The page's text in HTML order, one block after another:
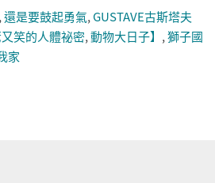
,還是要鼓起勇氣,GUSTAVE古斯塔夫
笑的人體祕密,動物大日子】 ,獅子國
家